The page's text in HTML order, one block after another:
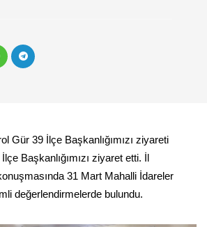
Gür 39 İlçe Başkanlığımızı ziyareti
Başkanlığımızı ziyaret etti. İl
31 Mart Mahalli İdareler
değerlendirmelerde bulundu.